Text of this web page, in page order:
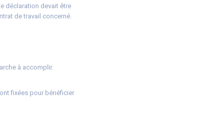
déclaration devait être
de travail concerné.
à accomplir.
fixées pour bénéficier